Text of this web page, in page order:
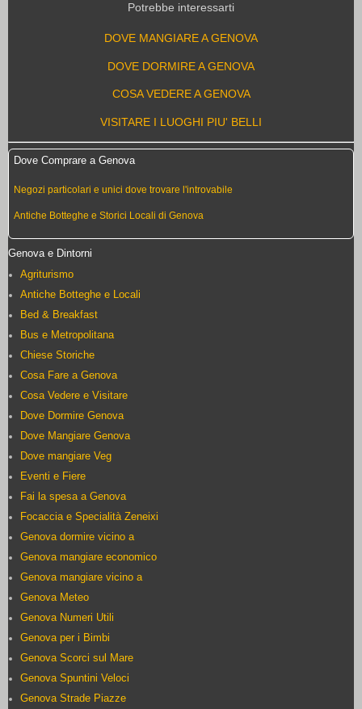
Potrebbe interessarti
DOVE MANGIARE A GENOVA
DOVE DORMIRE A GENOVA
COSA VEDERE A GENOVA
VISITARE I LUOGHI PIU' BELLI
Dove Comprare a Genova
Negozi particolari e unici dove trovare l'introvabile
Antiche Botteghe e Storici Locali di Genova
Genova e Dintorni
Agriturismo
Antiche Botteghe e Locali
Bed & Breakfast
Bus e Metropolitana
Chiese Storiche
Cosa Fare a Genova
Cosa Vedere e Visitare
Dove Dormire Genova
Dove Mangiare Genova
Dove mangiare Veg
Eventi e Fiere
Fai la spesa a Genova
Focaccia e Specialità Zeneixi
Genova dormire vicino a
Genova mangiare economico
Genova mangiare vicino a
Genova Meteo
Genova Numeri Utili
Genova per i Bimbi
Genova Scorci sul Mare
Genova Spuntini Veloci
Genova Strade Piazze